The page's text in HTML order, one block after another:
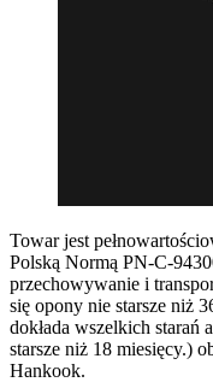
Towar jest
Polską Normą PN-C-
przechowywanie i
się opony nie starsze niż
dokłada wszelkich starań
starsze niż 18 miesięcy.)
Hankook.